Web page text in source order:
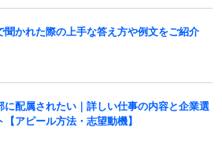
聞かれた際の上手な答え方や例文をご紹介
に配属されたい｜詳しい仕事の内容と企業選
アピール方法・志望動機】